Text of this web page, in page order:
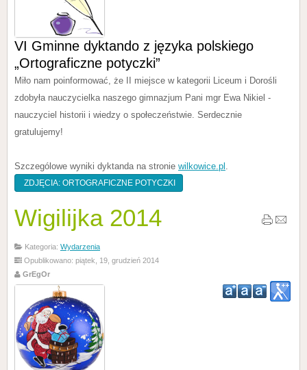
VI Gminne dyktando z języka polskiego
„Ortograficzne potyczki”
Miło nam poinformować, że II miejsce w kategorii Liceum i Dorośli
zdobyła nauczycielka naszego gimnazjum Pani mgr Ewa Nikiel -
nauczyciel historii i wiedzy o społeczeństwie. Serdecznie
gratulujemy!
Szczególowe wyniki dyktanda na stronie wilkowice.pl
ZDJĘCIA: ORTOGRAFICZNE POTYCZKI
Wigilijka 2014
Kategoria: Wydarzenia
Opublikowano: piątek, 19, grudzień 2014
GrEgOr